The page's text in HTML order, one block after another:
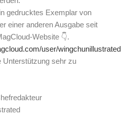
gedrucktes Exemplar von
einer anderen Ausgabe seit
Website 👇.
user/wingchunillustrated
Unterstützung sehr zu